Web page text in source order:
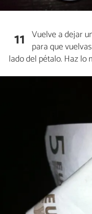
11 Vuelve a dejar
para que
lado del pétalo. Haz lo